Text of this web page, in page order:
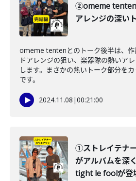
②omeme tenten
アレンジの深い
omeme tentenとのトーク後半は、
ドアレンジの狙い、楽器隊の熱いア
します。まさかの熱いトーク部分を
です。
2024.11.08 |00:21:00
①ストレイテナ
がアルバムを深
tight le foolが登